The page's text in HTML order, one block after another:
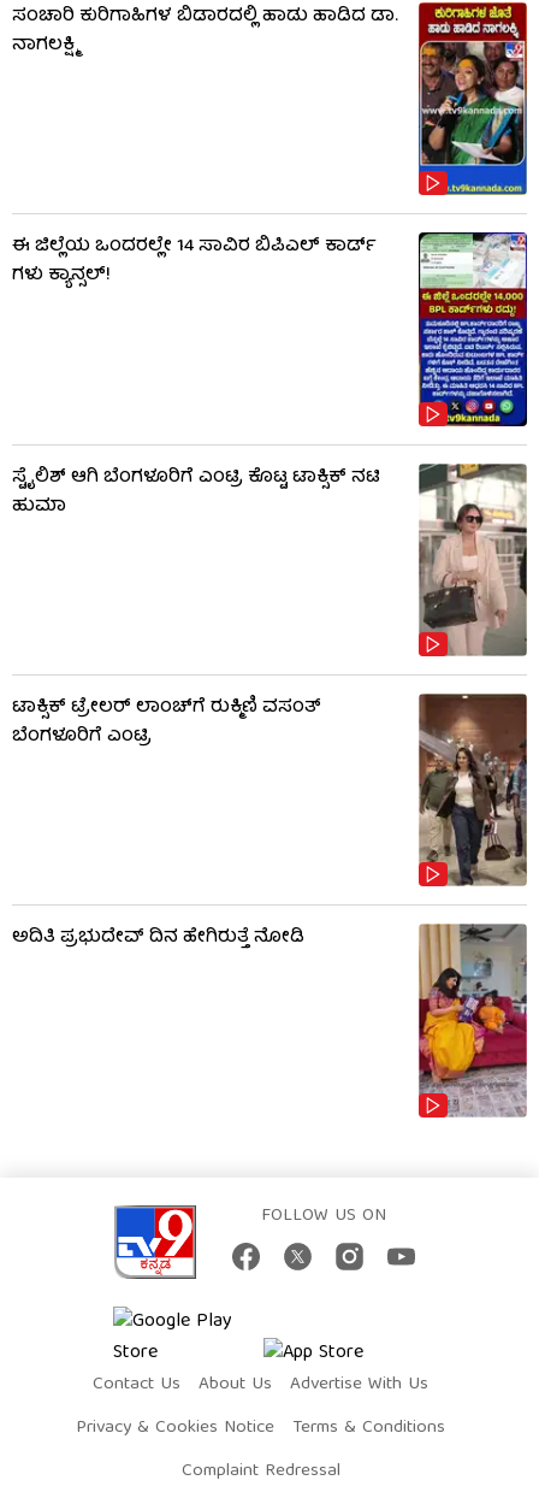
ಸಂಚಾರಿ ಕುರಿಗಾಹಿಗಳ ಬಿಡಾರದಲ್ಲಿ ಹಾಡು ಹಾಡಿದ ಡಾ.
ನಾಗಲಕ್ಷ್ಮಿ
ಈ ಜಿಲ್ಲೆಯ ಒಂದರಲ್ಲೇ 14 ಸಾವಿರ ಬಿಪಿಎಲ್​ ಕಾರ್ಡ್​
ಗಳು ಕ್ಯಾನ್ಸಲ್!
ಸ್ಟೈಲಿಶ್ ಆಗಿ ಬೆಂಗಳೂರಿಗೆ ಎಂಟ್ರಿ ಕೊಟ್ಟ ಟಾಕ್ಸಿಕ್ ನಟಿ
ಹುಮಾ
ಟಾಕ್ಸಿಕ್ ಟ್ರೇಲರ್ ಲಾಂಚ್​​​ಗೆ ರುಕ್ಮಿಣಿ ವಸಂತ್
ಬೆಂಗಳೂರಿಗೆ ಎಂಟ್ರಿ
ಅದಿತಿ ಪ್ರಭುದೇವ್ ದಿನ ಹೇಗಿರುತ್ತೆ ನೋಡಿ
FOLLOW US ON
Contact Us About Us
Advertise With Us
Privacy & Cookies Notice
Terms & Conditions
Complaint Redressal